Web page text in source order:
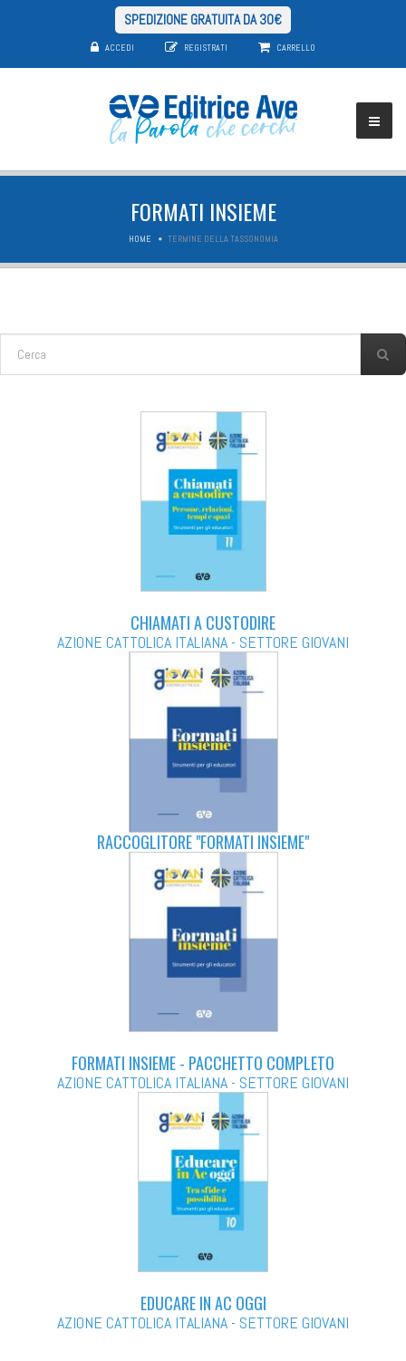
SPEDIZIONE GRATUITA DA 30€
ACCEDI REGISTRATI CARRELLO
FORMATI INSIEME
HOME TERMINE DELLA TASSONOMIA
FORM DI RICERCA
CHIAMATI A CUSTODIRE
AZIONE CATTOLICA ITALIANA - SETTORE GIOVANI
RACCOGLITORE "FORMATI INSIEME"
FORMATI INSIEME - PACCHETTO COMPLETO
AZIONE CATTOLICA ITALIANA - SETTORE GIOVANI
EDUCARE IN AC OGGI
AZIONE CATTOLICA ITALIANA - SETTORE GIOVANI